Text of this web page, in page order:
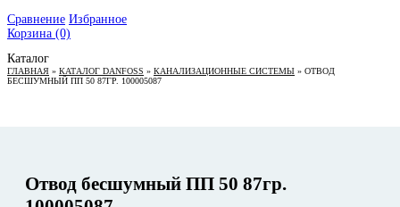
Сравнение Избранное
Корзина (0)
Каталог
ГЛАВНАЯ » КАТАЛОГ DANFOSS » КАНАЛИЗАЦИОННЫЕ СИСТЕМЫ » ОТВОД
БЕСШУМНЫЙ ПП 50 87ГР. 100005087
Отвод бесшумный ПП 50 87гр.